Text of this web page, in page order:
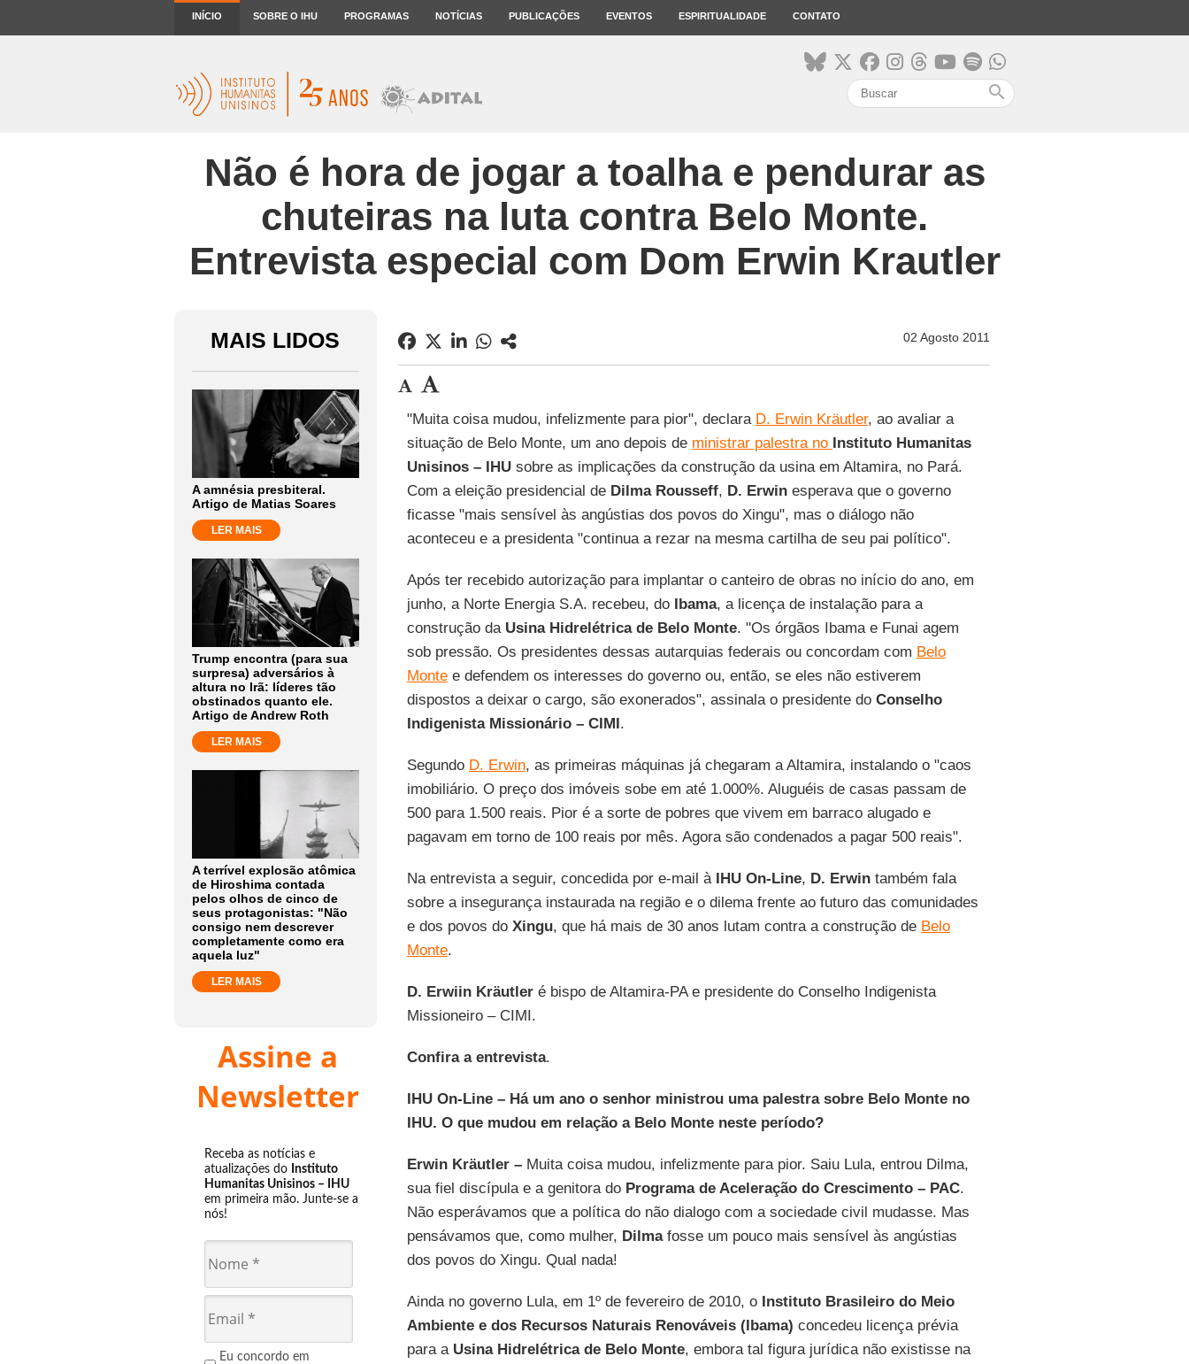
INÍCIO SOBRE O IHU PROGRAMAS NOTÍCIAS PUBLICAÇÕES EVENTOS ESPIRITUALIDADE CONTATO
search
Não é hora de jogar a toalha e pendurar as
chuteiras na luta contra Belo Monte.
Entrevista especial com Dom Erwin Krautler
MAIS LIDOS
A amnésia presbiteral.
Artigo de Matias Soares
LER MAIS
Trump encontra (para sua
surpresa) adversários à
altura no Irã: líderes tão
obstinados quanto ele.
Artigo de Andrew Roth
LER MAIS
A terrível explosão atômica
de Hiroshima contada
pelos olhos de cinco de
seus protagonistas: "Não
consigo nem descrever
completamente como era
aquela luz"
LER MAIS
Assine a
Newsletter
Receba as notícias e
atualizações do Instituto
Humanitas Unisinos – IHU
em primeira mão. Junte-se a
nós!
Eu concordo em
02 Agosto 2011
"Muita coisa mudou, infelizmente para pior", declara D. Erwin Kräutler, ao avaliar a
situação de Belo Monte, um ano depois de ministrar palestra no Instituto Humanitas
Unisinos – IHUsobre as implicações da construção da usina em Altamira, no Pará.
Com a eleição presidencial de Dilma Rousseff, D. Erwinesperava que o governo
ficasse "mais sensível às angústias dos povos do Xingu", mas o diálogo não
aconteceu e a presidenta "continua a rezar na mesma cartilha de seu pai político".
Após ter recebido autorização para implantar o canteiro de obras no início do ano, em
junho, a Norte Energia S.A. recebeu, do Ibama, a licença de instalação para a
construção da Usina Hidrelétrica de Belo Monte. "Os órgãos Ibama e Funai agem
sob pressão. Os presidentes dessas autarquias federais ou concordam com Belo
Montee defendem os interesses do governo ou, então, se eles não estiverem
dispostos a deixar o cargo, são exonerados", assinala o presidente do Conselho
Indigenista Missionário – CIMI.
Segundo D. Erwin, as primeiras máquinas já chegaram a Altamira, instalando o "caos
imobiliário. O preço dos imóveis sobe em até 1.000%. Aluguéis de casas passam de
500 para 1.500 reais. Pior é a sorte de pobres que vivem em barraco alugado e
pagavam em torno de 100 reais por mês. Agora são condenados a pagar 500 reais".
Na entrevista a seguir, concedida por e-mail à IHU On-Line, D. Erwintambém fala
sobre a insegurança instaurada na região e o dilema frente ao futuro das comunidades
e dos povos do Xingu, que há mais de 30 anos lutam contra a construção de Belo
Monte.
D. Erwiin Kräutleré bispo de Altamira-PA e presidente do Conselho Indigenista
Missioneiro – CIMI.
Confira a entrevista.
IHU On-Line – Há um ano o senhor ministrou uma palestra sobre Belo Monte no
IHU. O que mudou em relação a Belo Monte neste período?
Erwin Kräutler –Muita coisa mudou, infelizmente para pior. Saiu Lula, entrou Dilma,
sua fiel discípula e a genitora do Programa de Aceleração do Crescimento – PAC.
Não esperávamos que a política do não dialogo com a sociedade civil mudasse. Mas
pensávamos que, como mulher, Dilmafosse um pouco mais sensível às angústias
dos povos do Xingu. Qual nada!
Ainda no governo Lula, em 1º de fevereiro de 2010, o Instituto Brasileiro do Meio
Ambiente e dos Recursos Naturais Renováveis (Ibama) concedeu licença prévia
para a Usina Hidrelétrica de Belo Monte, embora tal figura jurídica não existisse na